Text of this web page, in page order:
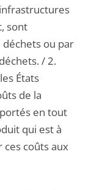
sont
ou par
/ 2.
États
de la
en tout
qui est à
coûts aux